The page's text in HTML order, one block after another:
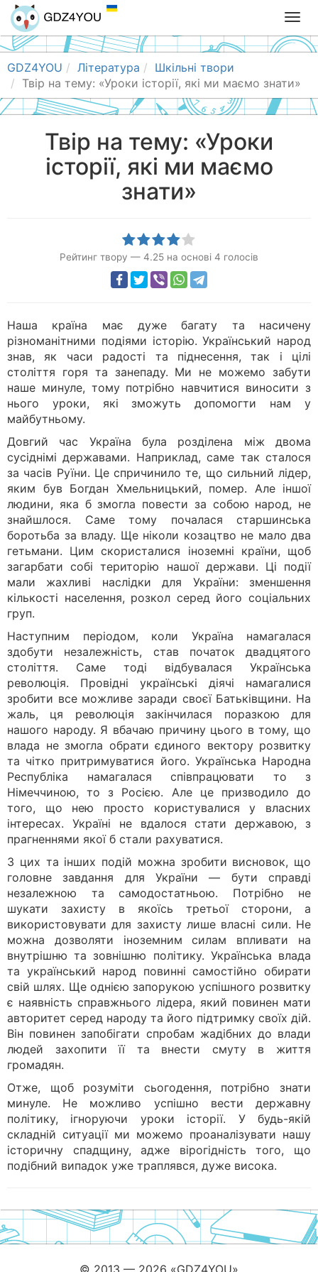
T
o
g
l
e
n
GDZ4YOU Література
Шкільні твори
Твір на тему: «Уроки історії, які ми маємо знати»
Твір на тему: «Уроки
історії, які ми маємо
знати»
Рейтинг твору — 4.25 на основі 4 голосів
Наша країна має дуже багату та насичену
різноманітними подіями історію. Український народ
знав, як часи радості та піднесення, так і цілі
століття горя та занепаду. Ми не можемо забути
наше минуле, тому потрібно навчитися виносити з
нього уроки, які зможуть допомогти нам у
майбутньому.
Довгий час Україна була розділена між двома
сусіднімі державами. Наприклад, саме так сталося
за часів Руїни. Це спричинило те, що сильний лідер,
яким був Богдан Хмельницький, помер. Але іншої
людини, яка б змогла повести за собою народ, не
знайшлося. Саме тому почалася старшинська
боротьба за владу. Ще ніколи козацтво не мало два
гетьмани. Цим скористалися іноземні країни, щоб
загарбати собі територію нашої держави. Ці події
мали жахливі наслідки для України: зменшення
кількості населення, розкол серед його соціальних
груп.
Наступним періодом, коли Україна намагалася
здобути незалежність, став початок двадцятого
століття. Саме тоді відбувалася Українська
революція. Провідні українські діячі намагалися
зробити все можливе заради своєї Батьківщини. На
жаль, ця революція закінчилася поразкою для
нашого народу. Я вбачаю причину цього в тому, що
влада не змогла обрати єдиного вектору розвитку
та чітко притримуватися його. Українська Народна
Республіка намагалася співпрацювати то з
Німеччиною, то з Росією. Але це призводило до
того, що нею просто користувалися у власних
інтересах. Україні не вдалося стати державою, з
прагненнями якої б стали рахуватися.
З цих та інших подій можна зробити висновок, що
головне завдання для України — бути справді
незалежною та самодостатньою. Потрібно не
шукати захисту в якоїсь третьої сторони, а
використовувати для захисту лише власні сили. Не
можна дозволяти іноземним силам впливати на
внутрішню та зовнішню політику. Українська влада
та український народ повинні самостійно обирати
свій шлях. Ще однією запорукою успішного розвитку
є наявність справжнього лідера, який повинен мати
авторитет серед народу та його підтримку своїх дій.
Він повинен запобігати спробам жадібних до влади
людей захопити її та внести смуту в життя
громадян.
Отже, щоб розуміти сьогодення, потрібно знати
минуле. Не можливо успішно вести державну
політику, ігноруючи уроки історії. У будь-якій
складній ситуації ми можемо проаналізувати нашу
історичну спадщину, адже вірогідність того, що
подібний випадок уже траплявся, дуже висока.
© 2013 — 2026 «GDZ4YOU»